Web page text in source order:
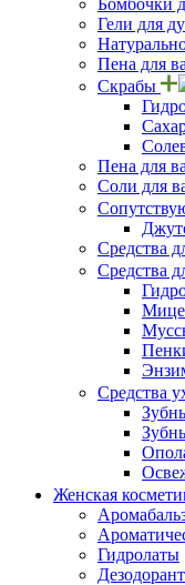
Бомбочки
Гели для
Пена для
Скрабы
Пена для
Соли для
Средства
Средства
Средства
Женская
Гидролаты